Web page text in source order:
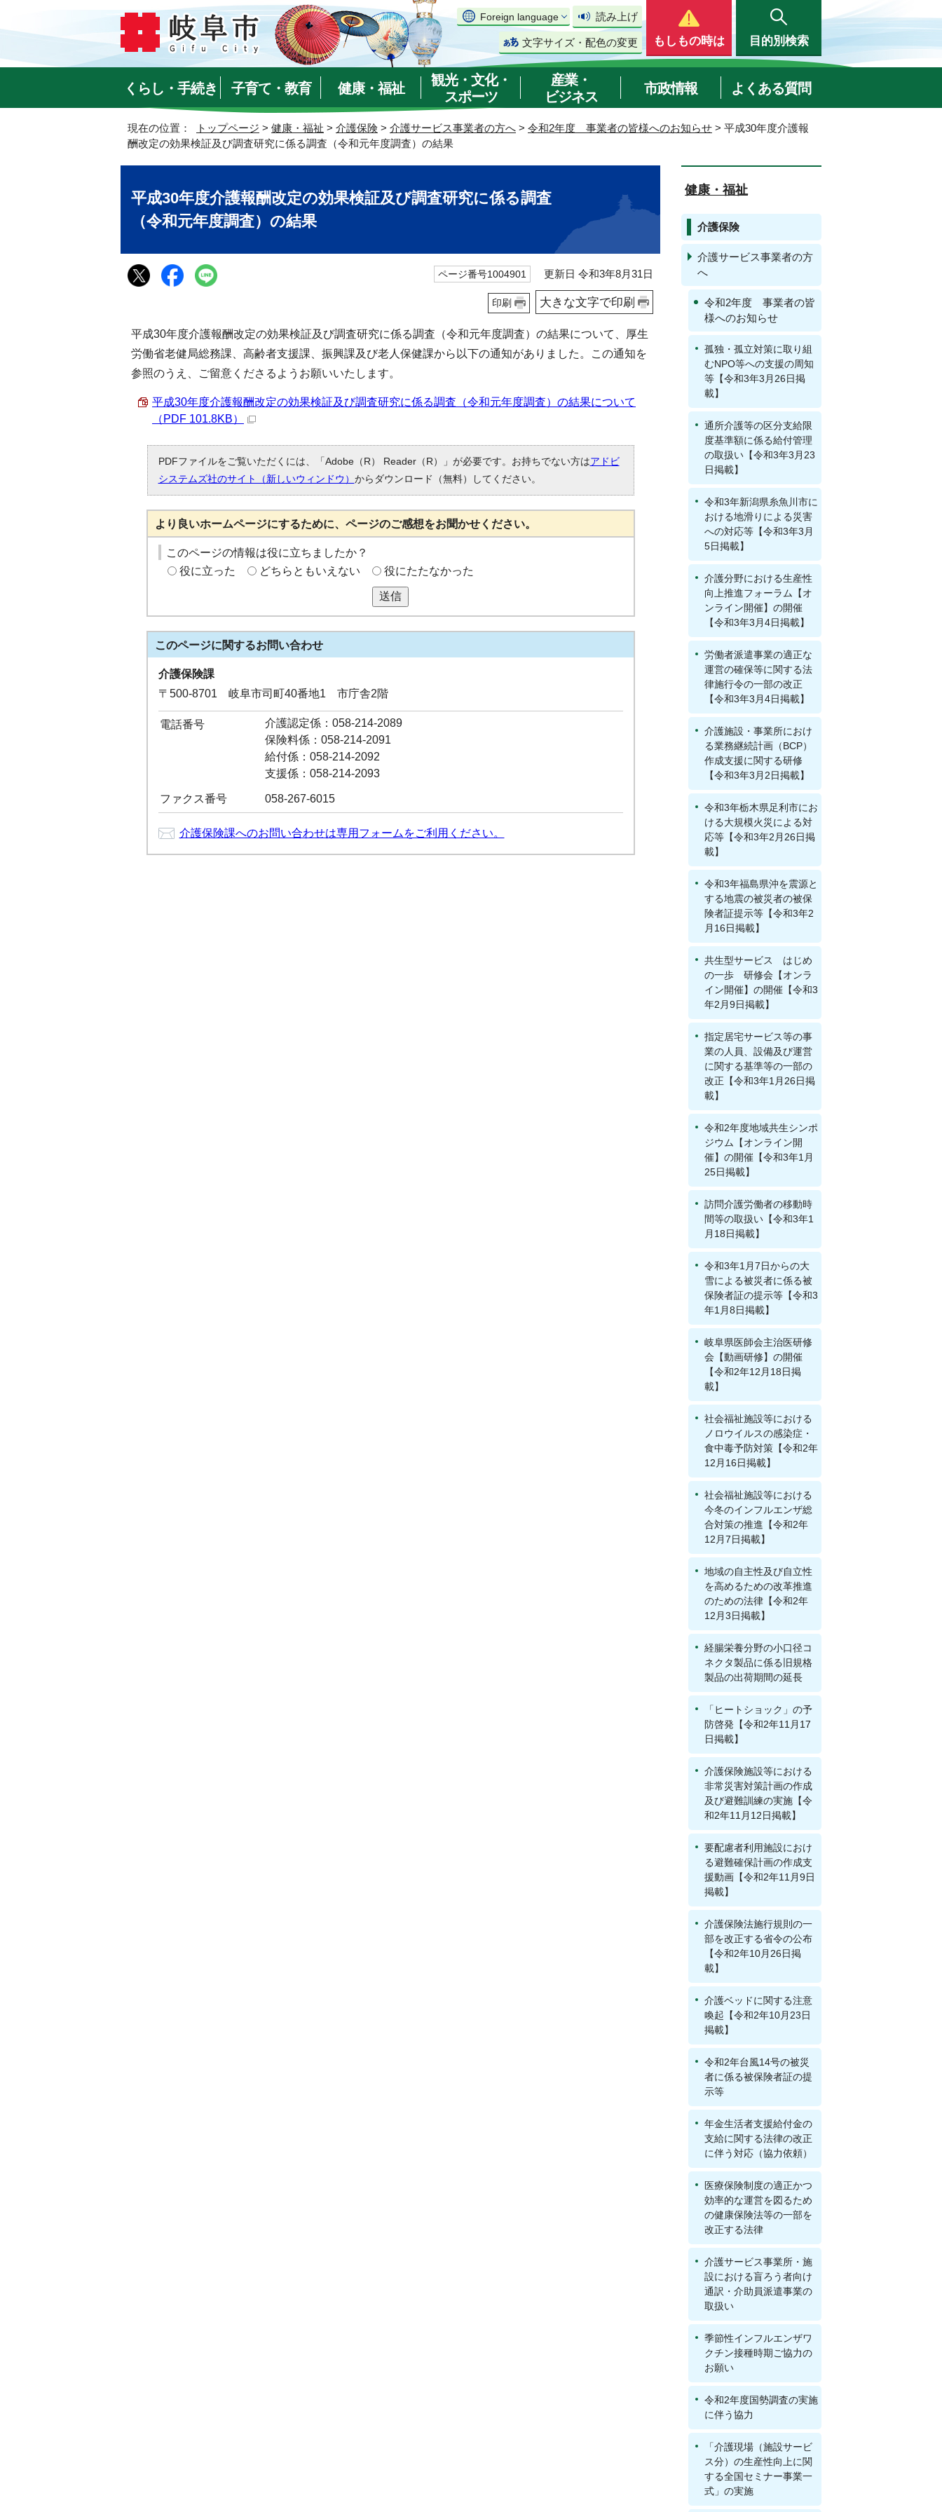
Foreign language 読み上げ
文字サイズ・配色の変更 もしもの時は 目的別検索
くらし・手続き 子育て・教育 健康・福祉
観光・文化・
スポーツ
産業・
ビジネス
市政情報 よくある質問
現在の位置： トップページ > 健康・福祉 > 介護保険 > 介護サービス事業者の方へ > 令和2年度 事業者の皆様へのお知らせ > 平成30年度介護報
酬改定の効果検証及び調査研究に係る調査（令和元年度調査）の結果
平成30年度介護報酬改定の効果検証及び調査研究に係る調査
（令和元年度調査）の結果
ページ番号1004901 更新日 令和3年8月31日
印刷 大きな文字で印刷
平成30年度介護報酬改定の効果検証及び調査研究に係る調査（令和元年度調査）の結果について、厚生
労働省老健局総務課、高齢者支援課、振興課及び老人保健課から以下の通知がありました。この通知を
参照のうえ、ご留意くださるようお願いいたします。
平成30年度介護報酬改定の効果検証及び調査研究に係る調査（令和元年度調査）の結果について
（PDF 101.8KB）
PDFファイルをご覧いただくには、「Adobe（R） Reader（R）」が必要です。お持ちでない方はアドビ
システムズ社のサイト（新しいウィンドウ） からダウンロード（無料）してください。
より良いホームページにするために、ページのご感想をお聞かせください。
このページの情報は役に立ちましたか？
役に立った
どちらともいえない 役にたたなかった
送信
このページに関するお問い合わせ
介護保険課
〒500-8701 岐阜市司町40番地1 市庁舎2階
電話番号
介護認定係：058-214-2089
保険料係：058-214-2091
給付係：058-214-2092
支援係：058-214-2093
ファクス番号 058-267-6015
介護保険課へのお問い合わせは専用フォームをご利用ください。
健康・福祉
介護保険
介護サービス事業者の方
へ
令和2年度 事業者の皆
様へのお知らせ
孤独・孤立対策に取り組
むNPO等への支援の周知
等【令和3年3月26日掲
載】
通所介護等の区分支給限
度基準額に係る給付管理
の取扱い【令和3年3月23
日掲載】
令和3年新潟県糸魚川市に
おける地滑りによる災害
への対応等【令和3年3月
5日掲載】
介護分野における生産性
向上推進フォーラム【オ
ンライン開催】の開催
【令和3年3月4日掲載】
労働者派遣事業の適正な
運営の確保等に関する法
律施行令の一部の改正
【令和3年3月4日掲載】
介護施設・事業所におけ
る業務継続計画（BCP）
作成支援に関する研修
【令和3年3月2日掲載】
令和3年栃木県足利市にお
ける大規模火災による対
応等【令和3年2月26日掲
載】
令和3年福島県沖を震源と
する地震の被災者の被保
険者証提示等【令和3年2
月16日掲載】
共生型サービス はじめ
の一歩 研修会【オンラ
イン開催】の開催【令和3
年2月9日掲載】
指定居宅サービス等の事
業の人員、設備及び運営
に関する基準等の一部の
改正【令和3年1月26日掲
載】
令和2年度地域共生シンポ
ジウム【オンライン開
催】の開催【令和3年1月
25日掲載】
訪問介護労働者の移動時
間等の取扱い【令和3年1
月18日掲載】
令和3年1月7日からの大
雪による被災者に係る被
保険者証の提示等【令和3
年1月8日掲載】
岐阜県医師会主治医研修
会【動画研修】の開催
【令和2年12月18日掲
載】
社会福祉施設等における
ノロウイルスの感染症・
食中毒予防対策【令和2年
12月16日掲載】
社会福祉施設等における
今冬のインフルエンザ総
合対策の推進【令和2年
12月7日掲載】
地域の自主性及び自立性
を高めるための改革推進
のための法律【令和2年
12月3日掲載】
経腸栄養分野の小口径コ
ネクタ製品に係る旧規格
製品の出荷期間の延長
「ヒートショック」の予
防啓発【令和2年11月17
日掲載】
介護保険施設等における
非常災害対策計画の作成
及び避難訓練の実施【令
和2年11月12日掲載】
要配慮者利用施設におけ
る避難確保計画の作成支
援動画【令和2年11月9日
掲載】
介護保険法施行規則の一
部を改正する省令の公布
【令和2年10月26日掲
載】
介護ベッドに関する注意
喚起【令和2年10月23日
掲載】
令和2年台風14号の被災
者に係る被保険者証の提
示等
年金生活者支援給付金の
支給に関する法律の改正
に伴う対応（協力依頼）
医療保険制度の適正かつ
効率的な運営を図るため
の健康保険法等の一部を
改正する法律
介護サービス事業所・施
設における盲ろう者向け
通訳・介助員派遣事業の
取扱い
季節性インフルエンザワ
クチン接種時期ご協力の
お願い
令和2年度国勢調査の実施
に伴う協力
「介護現場（施設サービ
ス分）の生産性向上に関
する全国セミナー事業一
式」の実施